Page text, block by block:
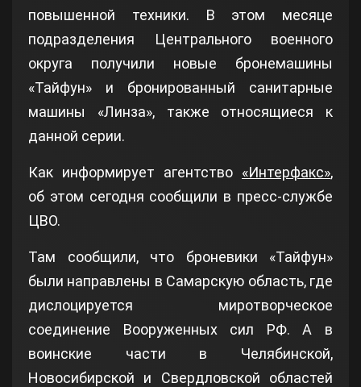
повышенной техники. В этом месяце
подразделения Центрального военного
округа получили новые бронемашины
«Тайфун» и бронированный санитарные
машины «Линза», также относящиеся к
данной серии.
Как информирует агентство «Интерфакс»,
об этом сегодня сообщили в пресс-службе
ЦВО.
Там сообщили, что броневики «Тайфун»
были направлены в Самарскую область, где
дислоцируется миротворческое
соединение Вооруженных сил РФ. А в
воинские части в Челябинской,
Новосибирской и Свердловской областей